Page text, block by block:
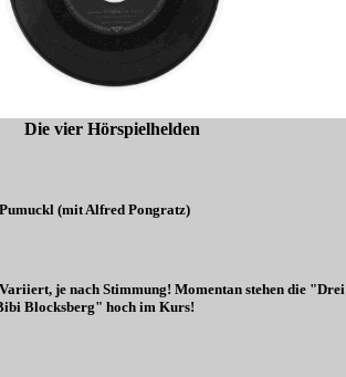
Die vier Hörspielhelden
(mit Alfred Pongratz)
je nach Stimmung! Momentan stehen die "Drei
Blocksberg" hoch im Kurs!